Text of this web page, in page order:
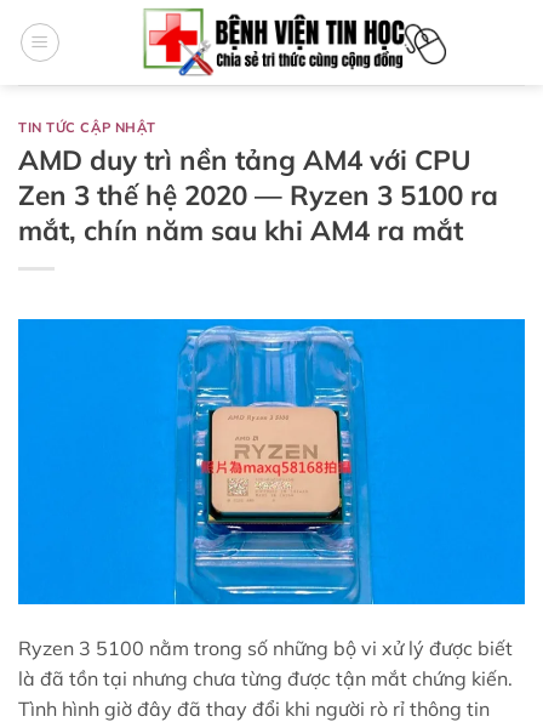
qua
TIN TỨC CẬP NHẬT
AMD duy trì nền tảng AM4 với CPU
Zen 3 thế hệ 2020 — Ryzen 3 5100 ra
mắt, chín năm sau khi AM4 ra mắt
Ryzen 3 5100 nằm trong số những bộ vi xử lý được biết
là đã tồn tại nhưng chưa từng được tận mắt chứng kiến.
Tình hình giờ đây đã thay đổi khi người rò rỉ thông tin